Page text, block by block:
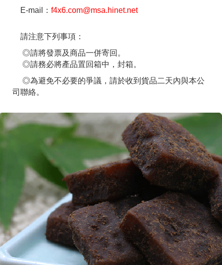
E-mail： f4x6.com@msa.hinet.net
請注意下列事項：
◎請將發票及商品一併寄回。
◎請務必將產品置回箱中，封箱。
◎為避免不必要的爭議，請於收到貨品二天內與本公
司聯絡。